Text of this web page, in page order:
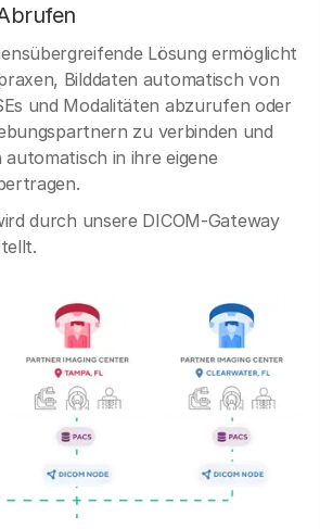
Lösung ermöglicht
Bilddaten automatisch von
und Modalitäten abzurufen oder
zu verbinden und
automatisch in ihre eigene
durch unsere DICOM-Gateway